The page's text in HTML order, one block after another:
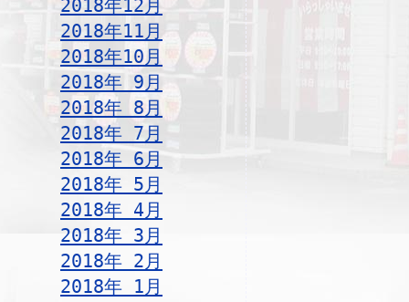
2018年12月
2018年11月
2018年10月
2018年 9月
2018年 8月
2018年 7月
2018年 6月
2018年 5月
2018年 4月
2018年 3月
2018年 2月
2018年 1月